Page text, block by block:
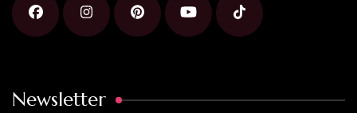
Newsletter